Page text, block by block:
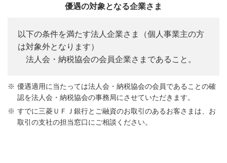
優遇の対象となる企業さま
以下の条件を満たす法人企業さま（個人事業主の方
は対象外となります）
法人会・納税協会の会員企業さまであること。
優遇適用に当たっては法人会・納税協会の会員であることの確
認を法人会・納税協会の事務局にさせていただきます。
すでに三菱ＵＦＪ銀行とご融資のお取引のあるお客さまは、お
取引の支社の担当窓口にご相談ください。